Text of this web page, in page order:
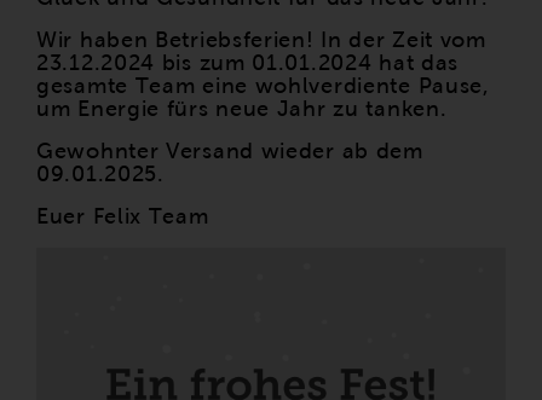
Wir haben Betriebsferien! In der Zeit vom
23.12.2024 bis zum 01.01.2024 hat das
gesamte Team eine wohlverdiente Pause,
um Energie fürs neue Jahr zu tanken.
Gewohnter Versand wieder ab dem
09.01.2025.
Euer Felix Team